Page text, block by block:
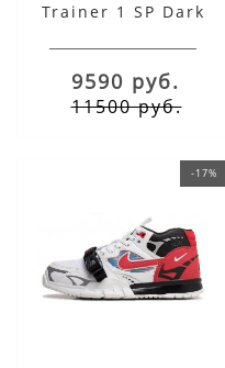
Trainer 1 SP Dark
9590 руб.
11500 руб.
-17%